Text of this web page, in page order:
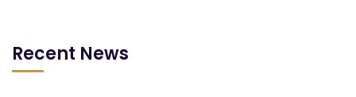
Recent News